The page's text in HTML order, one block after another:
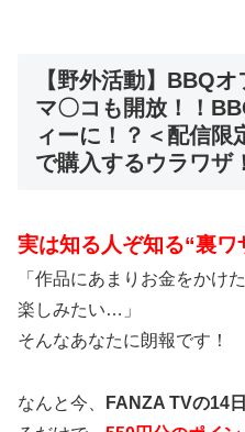
【野外活動】BBQ
マ〇コも開放！！
ィーに！？＜配信限
で購入するウラワザ
実は知る人ぞ知る“裏
「作品にあまりお金をか
楽しみたい…」
そんなあなたに朗報です！
なんと今、 FANZA TVの14